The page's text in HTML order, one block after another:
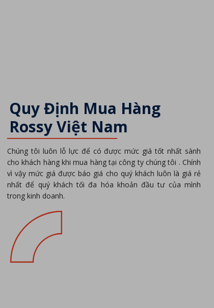
Chúng tôi luôn lỗ lực để có được mức giá tốt nhất sành
cho khách hàng khi mua hàng tại công ty chúng tôi . Chính
vì vậy mức giá được báo giá cho quý khách luôn là giá rẻ
nhất để quý khách tối đa hóa khoản đầu tư của mình
trong kinh doanh.
Quy Định Mua Hàng
Rossy Việt Nam